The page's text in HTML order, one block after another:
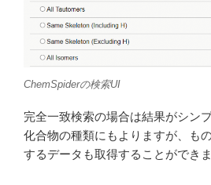
ChemSpiderの検索UI
完全一致検索の場合は結果がシン
化合物の種類にもよりますが、も
するデータも取得することができま